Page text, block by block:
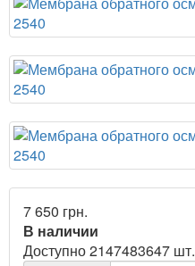
7 650 грн.
В наличии
Доступно 2147483647 шт.